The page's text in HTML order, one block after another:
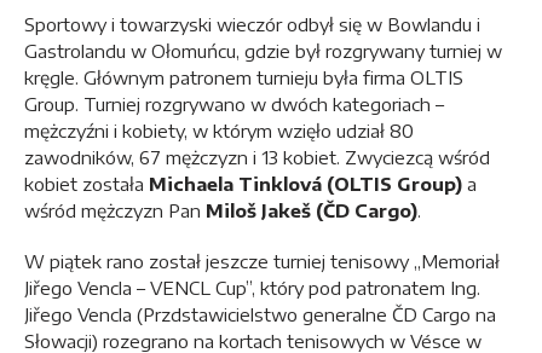
Sportowy i towarzyski wieczór odbył się w Bowlandu i
Gastrolandu w Ołomuńcu, gdzie był rozgrywany turniej w
kręgle. Głównym patronem turnieju była firma OLTIS
Group. Turniej rozgrywano w dwóch kategoriach –
mężczyźni i kobiety, w którym wzięło udział 80
zawodników, 67 mężczyzn i 13 kobiet. Zwyciezcą wśród
kobiet została Michaela Tinklová (OLTIS Group) a
wśród mężczyzn Pan Miloš Jakeš (ČD Cargo).
W piątek rano został jeszcze turniej tenisowy „Memoriał
Jiřego Vencla – VENCL Cup”, który pod patronatem Ing.
Jiřego Vencla (Przdstawicielstwo generalne ČD Cargo na
Słowacji) rozegrano na kortach tenisowych w Vésce w